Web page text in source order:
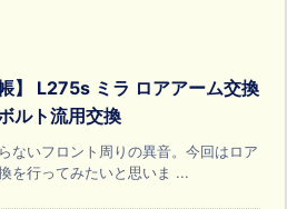
帳】 L275s ミラ ロアアーム交換
ルト流用交換
ないフロント周りの異音。今回はロア
を行ってみたいと思いま ...